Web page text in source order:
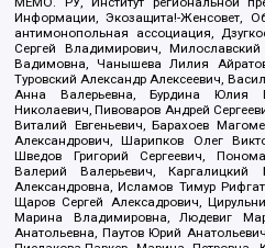
Информации, Экозащита!-Женсовет,
антимонопольная ассоциация,
Сергей Владимирович,
Вадимовна, Чанышева Лилия
Туровский Александр Алексеевич,
Анна Валерьевна, Бурдина Юлия
Николаевич, Пивоваров Андрей
Виталий Евгеньевич, Барахоев
Александрович, Шарипков Олег
Шведов Григорий Сергеевич,
Валерий Валерьевич,
Александровна, Исламов Тимур
Щаров Сергей Алексадрович,
Марина Владимировна, Людевиг
Анатольевна, Паутов Юрий